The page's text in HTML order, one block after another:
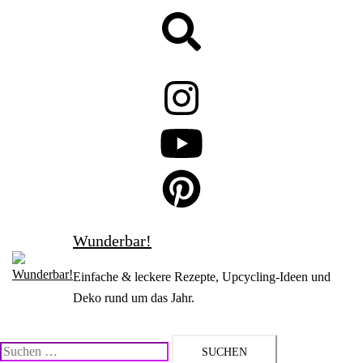
Wunderbar!
Einfache & leckere Rezepte, Upcycling-Ideen und
Deko rund um das Jahr.
Suchen